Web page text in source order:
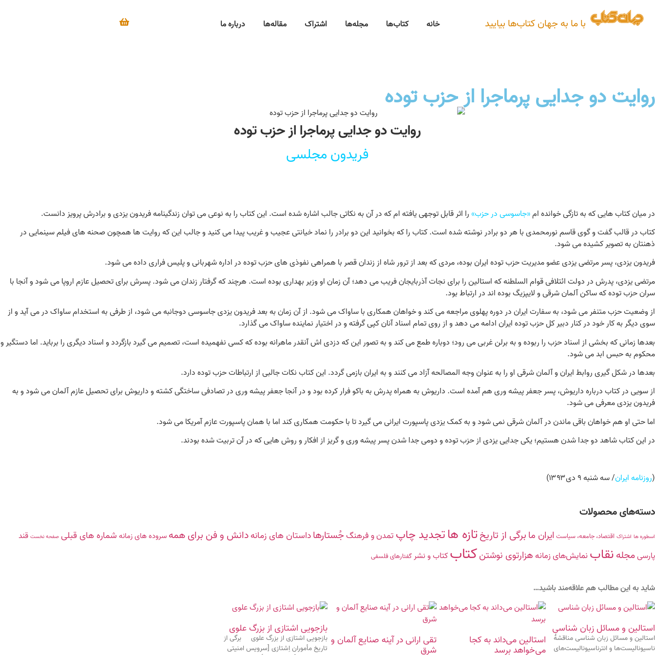
با ما به جهان کتاب‌ها بیایید خانه کتاب‌ها مجله‌ها اشتراک مقاله‌ها درباره ما
روایت دو جدایی پرماجرا از حزب توده
روایت دو جدایی پرماجرا از حزب توده
فریدون مجلسی
در میان کتاب هایی که به تازگی خوانده ام «جاسوسی در حزب» را اثر قابل توجهی یافته ام که در آن به نکاتی جالب اشاره شده است. این کتاب را به نوعی می توان زندگینامه فریدون یزدی و برادرش پرویز دانست.
کتاب در قالب گفت و گوی قاسم نورمحمدی با هر دو برادر نوشته شده است. کتاب را که بخوانید این دو برادر را نماد خیانتی عجیب و غریب پیدا می کنید و جالب این که روایت ها همچون صحنه های فیلم سینمایی در
ذهنتان به تصویر کشیده می شود.
فریدون یزدی، پسر مرتضی یزدی عضو مدیریت حزب توده ایران بوده، مردی که بعد از ترور شاه از زندان قصر با همراهی نفوذی های حزب توده در اداره شهربانی و پلیس فراری داده می شود.
مرتضی یزدی، پدرش در دولت ائتلافی قوام السلطنه که استالین را برای نجات آذربایجان فریب می دهد؛ آن زمان او وزیر بهداری بوده است. هرچند که گرفتار زندان می شود. پسرش برای تحصیل عازم اروپا می شود و آنجا با
سران حزب توده که ساکن آلمان شرقی و لایپزیگ بوده اند در ارتباط بود.
از وضعیت حزب متنفر می شود، به سفارت ایران در دوره پهلوی مراجعه می کند و خواهان همکاری با ساواک می شود. از آن زمان به بعد فریدون یزدی جاسوسی دوجانبه می شود، از طرفی به استخدام ساواک در می آید و از
سوی دیگر به کار خود در کنار دبیر کل حزب توده ایران ادامه می دهد و از روی تمام اسناد آنان کپی گرفته و در اختیار نماینده ساواک می گذارد.
بعدها زمانی که بخشی از اسناد حزب را ربوده و به برلن غربی می رود؛ دوباره طمع می کند و به تصور این که دزدی اش آنقدر ماهرانه بوده که کسی نفهمیده است، تصمیم می گیرد بازگردد و اسناد دیگری را برباید. اما دستگیر و
محکوم به حبس ابد می شود.
بعدها در شکل گیری روابط ایران و آلمان شرقی او را به عنوان وجه المصالحه آزاد می کنند و به ایران بازمی گردد. این کتاب نکات جالبی از ارتباطات حزب توده دارد.
از سویی در کتاب درباره داریوش، پسر جعفر پیشه وری هم آمده است. داریوش به همراه پدرش به باکو فرار کرده بود و در آنجا جعفر پیشه وری در تصادفی ساختگی کشته و داریوش برای تحصیل عازم آلمان می شود و به
فریدون یزدی معرفی می شود.
اما حتی او هم خواهان باقی ماندن در آلمان شرقی نمی شود و به کمک یزدی پاسپورت ایرانی می گیرد تا با حکومت همکاری کند اما با همان پاسپورت عازم آمریکا می شود.
در این کتاب شاهد دو جدا شدن هستیم؛ یکی جدایی یزدی از حزب توده و دومی جدا شدن پسر پیشه وری و گریز از افکار و روش هایی که در آن تربیت شده بودند.
(روزنامه ایران/ سه شنبه ۹ دی۱۳۹۳)
دسته‌های محصولات
اسطوره ها اشتراک اقتصاد، جامعه، سیاست ایران ما برگی از تاریختازه ها تجدید چاپ تمدن و فرهنگجُستارها داستان های زمانهدانش‌ و ‌فن‌ براى همه سروده ‏هاى زمانه شماره های قبلی صفحه نخست قند
پارسی مجله نقاب نمایش‌های زمانه هزارتوی نوشتن کتاب کتاب و نشر گفتارهاى فلسفى
شاید به این مطالب هم علاقه‌مند باشید…
استالین و مسائل زبان‌ شناسی
استالین و مسائل زبان‌ شناسی مناقشۀ
ناسیونالیست‌ها و انترناسیونالیست‌های
استالین می‌داند به‌ کجا
می‌خواهد برسد
تقی ارانی در آینه صنایع آلمان و
شرق
بازجویی اشتازی از بزرگ علوی
بازجویی اشتازی از بزرگ علوی برگی از
تاریخ مأموران اِشتازی [سرویس امنیتی